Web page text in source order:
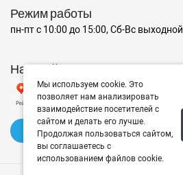
Режим работы
пн-пт с 10:00 до 15:00, Сб-Вс выходной
Наш рейтинг на Яндексе
✍️ Оставить отзыв
Мы используем cookie. Это
позволяет нам анализировать
взаимодействие посетителей с
сайтом и делать его лучше.
Продолжая пользоваться сайтом,
вы соглашаетесь с
использованием файлов cookie.